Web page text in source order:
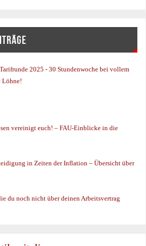
2025 - 30 Stundenwoche bei vollem
Löhne!
vereinigt euch! – FAU-Einblicke in die
in Zeiten der Inflation – Übersicht über
du noch nicht über deinen Arbeitsvertrag